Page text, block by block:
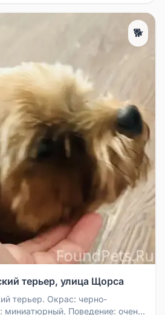
🐕
терьер, улица Щорса
терьер. Окрас: черно-
миниатюрный. Поведение: очень